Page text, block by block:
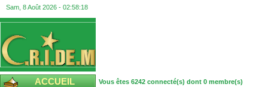
Sam, 8 Août 2026 - 02:58:19
ACCUEIL Vous êtes 6242 connecté(s) dont 0 membre(s)